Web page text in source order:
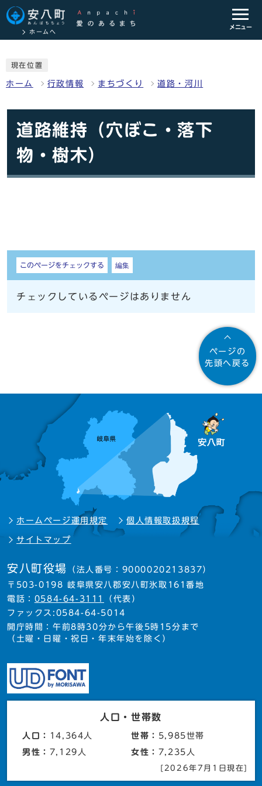
ホームへ
メニュー
現在位置
ホーム 行政情報 まちづくり 道路・河川
道路維持（穴ぼこ・落下
物・樹木）
しおり
このページをチェックする 編集
チェックしているページはありません
ページの
先頭へ戻る
ホームページ運用規定 個人情報取扱規程
サイトマップ
安八町役場 （法人番号：9000020213837）
〒503-0198 岐阜県安八郡安八町氷取161番地
電話： 0584-64-3111
（代表）
ファックス:0584-64-5014
開庁時間：午前8時30分から午後5時15分まで
（土曜・日曜・祝日・年末年始を除く）
人口・世帯数
人口： 14,364人 世帯： 5,985世帯
男性： 7,129人 女性： 7,235人
[2026年7月1日現在]